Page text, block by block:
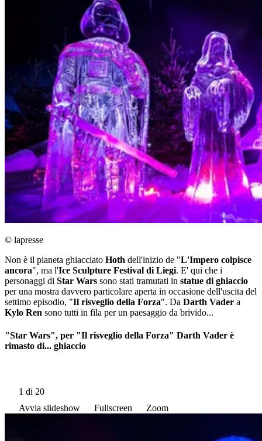
© lapresse
Non è il pianeta ghiacciato Hoth dell'inizio de "L'Impero colpisce
ancora", ma l'Ice Sculpture Festival di Liegi. E' qui che i
personaggi di Star Wars sono stati tramutati in statue di ghiaccio
per una mostra davvero particolare aperta in occasione dell'uscita del
settimo episodio, "Il risveglio della Forza". Da Darth Vader a
Kylo Ren sono tutti in fila per un paesaggio da brivido...
"Star Wars", per "Il risveglio della Forza" Darth Vader è
rimasto di... ghiaccio
1 di 20
Avvia slideshow
Fullscreen Zoom